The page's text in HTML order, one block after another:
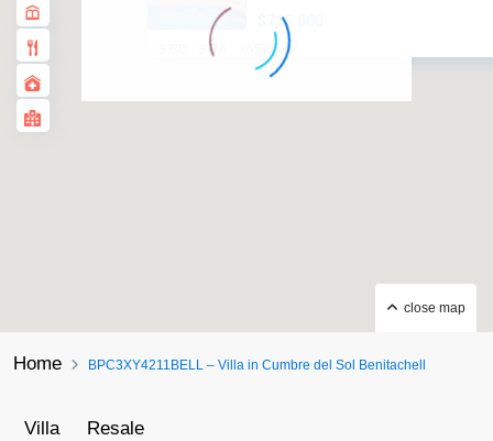
$715.000
3 BA 165.00 ft
close map
Home BPC3XY4211BELL – Villa in Cumbre del Sol Benitachell
Villa Resale